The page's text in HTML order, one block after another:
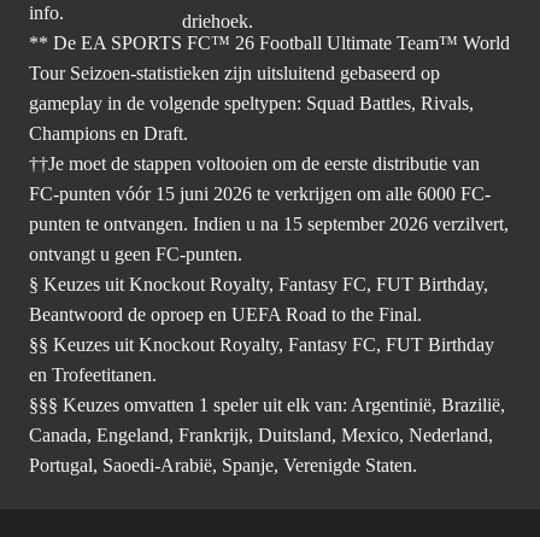
info.
** De EA SPORTS FC™ 26 Football Ultimate Team™ World
Tour Seizoen-statistieken zijn uitsluitend gebaseerd op
gameplay in de volgende speltypen: Squad Battles, Rivals,
Champions en Draft.
††Je moet de stappen voltooien om de eerste distributie van
FC-punten vóór 15 juni 2026 te verkrijgen om alle 6000 FC-
punten te ontvangen. Indien u na 15 september 2026 verzilvert,
ontvangt u geen FC-punten.
§ Keuzes uit Knockout Royalty, Fantasy FC, FUT Birthday,
Beantwoord de oproep en UEFA Road to the Final.
§§ Keuzes uit Knockout Royalty, Fantasy FC, FUT Birthday
en Trofeetitanen.
§§§ Keuzes omvatten 1 speler uit elk van: Argentinië, Brazilië,
Canada, Engeland, Frankrijk, Duitsland, Mexico, Nederland,
Portugal, Saoedi-Arabië, Spanje, Verenigde Staten.